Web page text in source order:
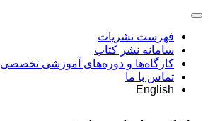
فهرست نشریات
سامانه نشر کتاب
کارگاه‌ها و دوره‌های آموزشی تخصصی
تماس با ما
English